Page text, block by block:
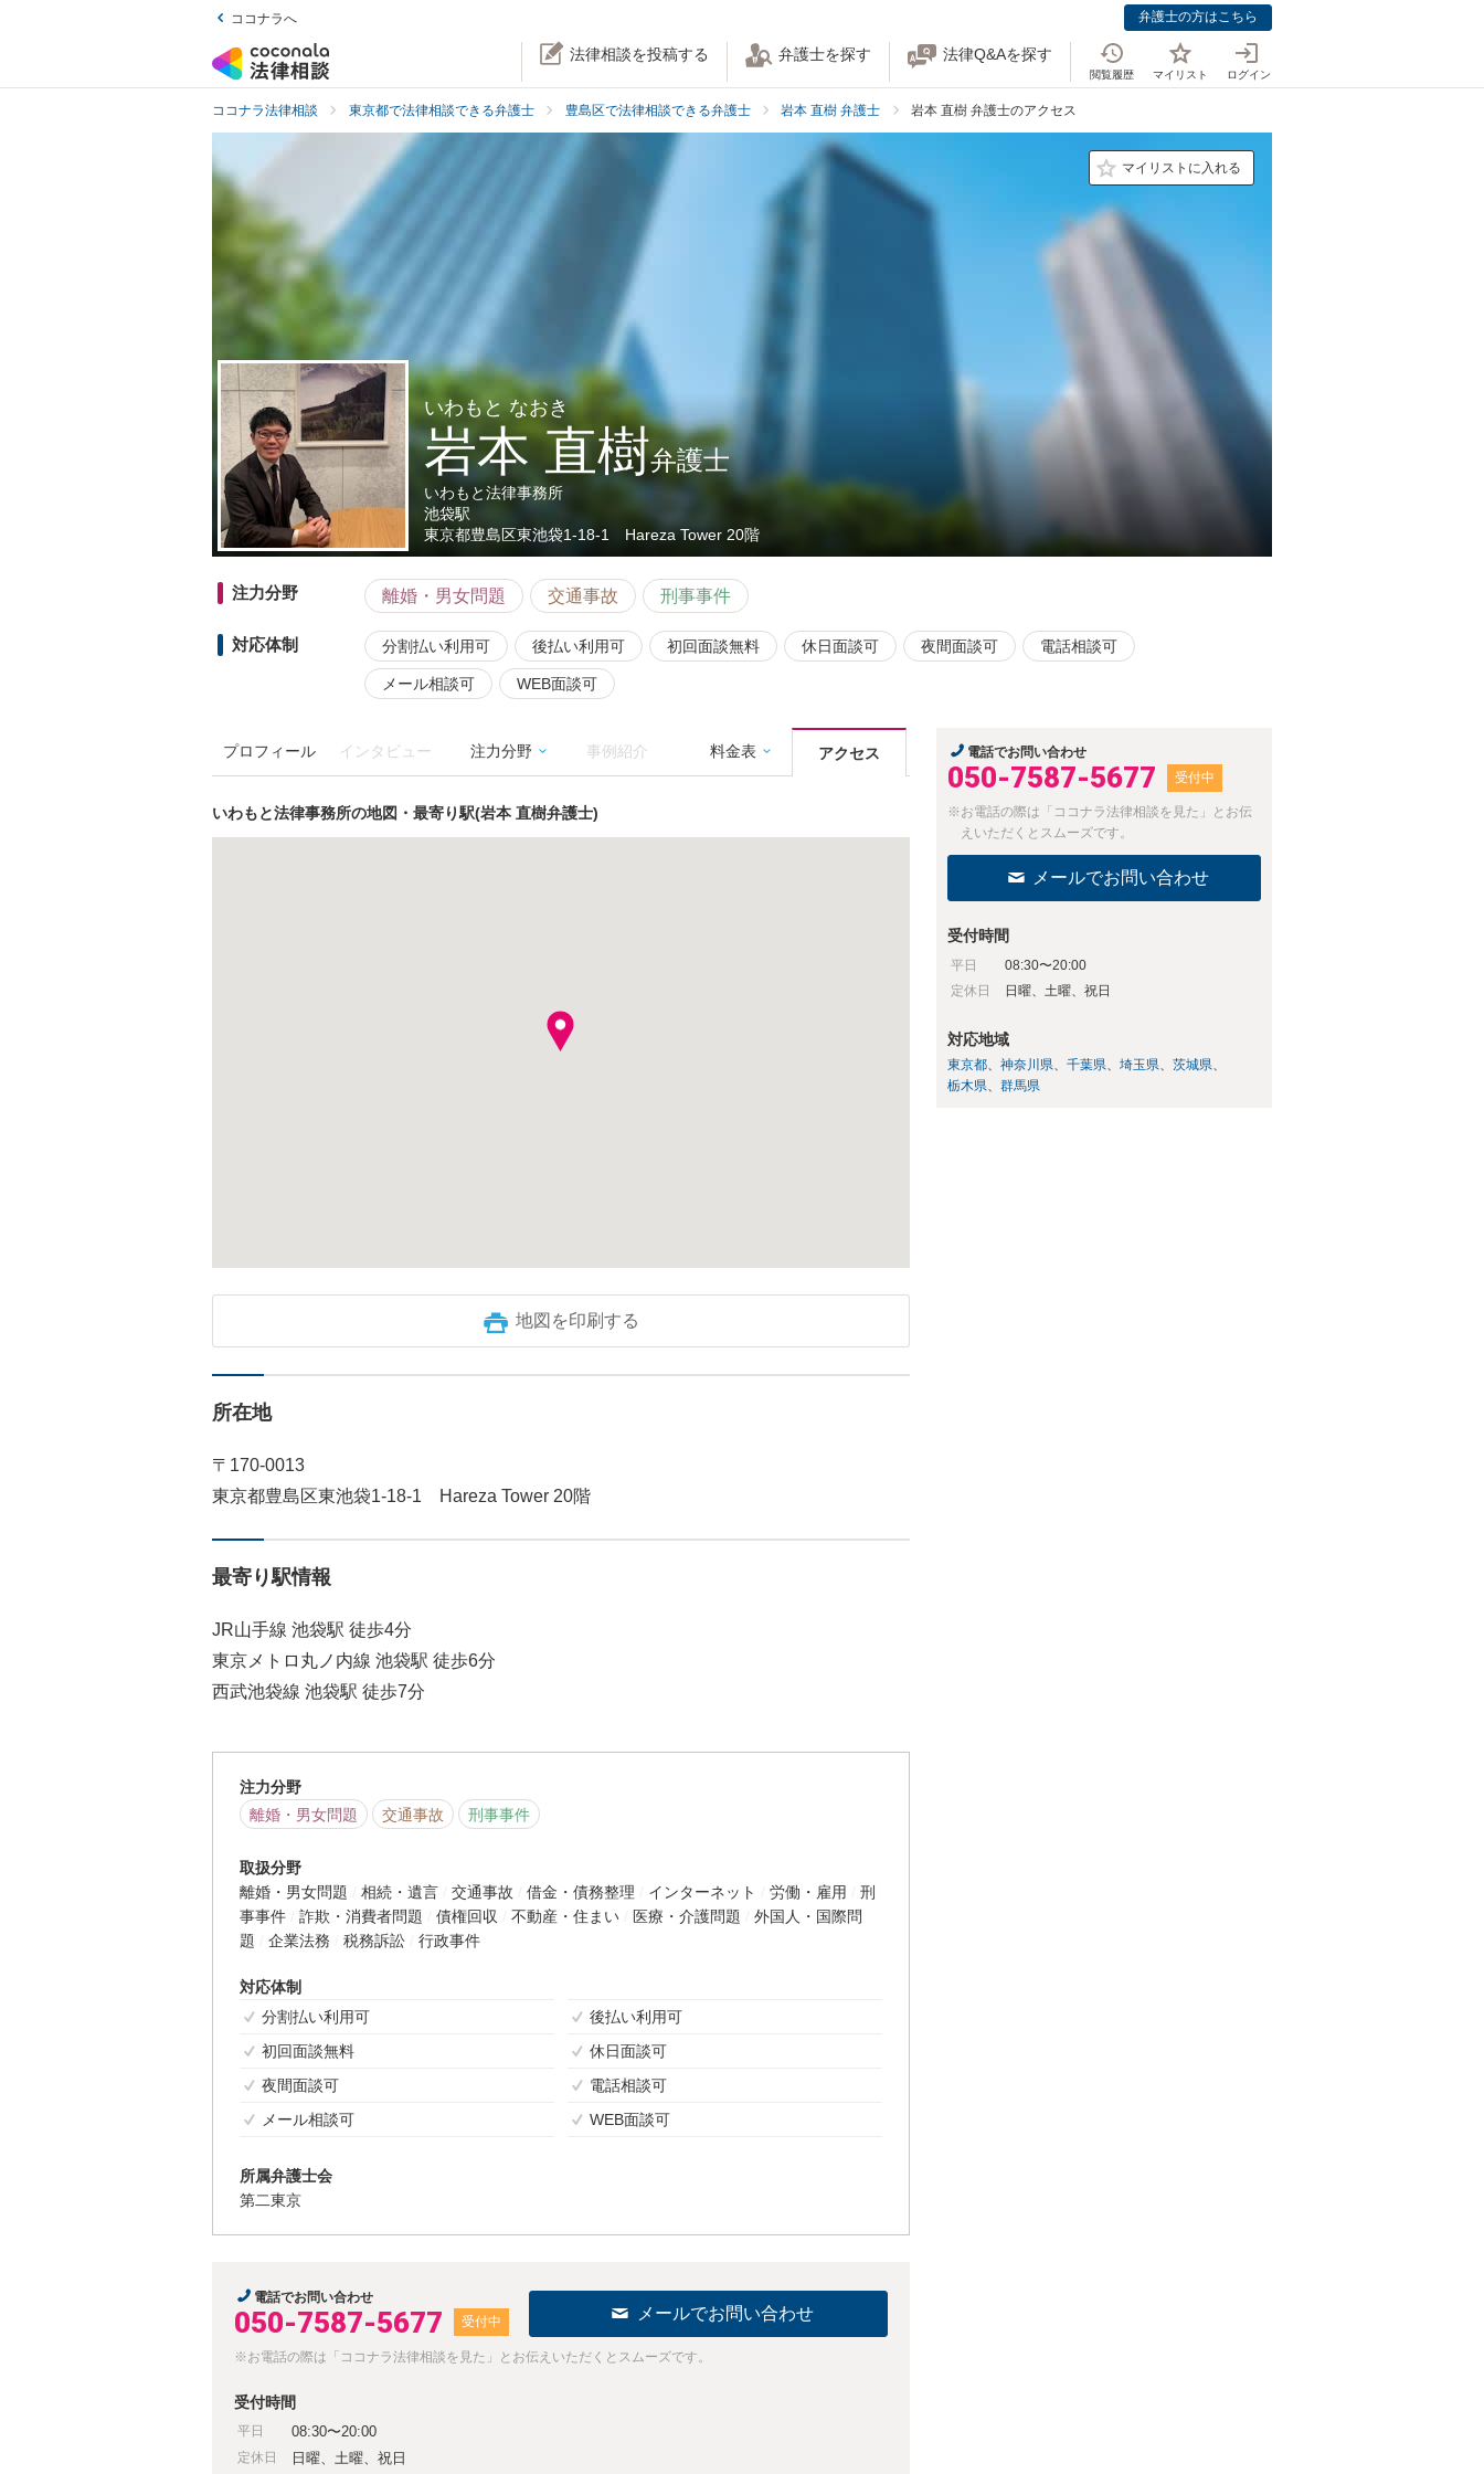
ココナラへ 弁護士の方はこちら
法律相談を投稿する 弁護士を探す 法律Q&Aを探す
閲覧履歴 マイリスト ログイン
ココナラ法律相談 東京都で法律相談できる弁護士 豊島区で法律相談できる弁護士 岩本 直樹 弁護士 岩本 直樹 弁護士のアクセス
マイリストに入れる
いわもと なおき
岩本 直樹弁護士
いわもと法律事務所
池袋駅
東京都豊島区東池袋1-18-1 Hareza Tower 20階
注力分野 離婚・男女問題 交通事故 刑事事件
対応体制 分割払い利用可 後払い利用可 初回面談無料 休日面談可 夜間面談可 電話相談可
メール相談可 WEB面談可
プロフィール インタビュー 注力分野 事例紹介 料金表 アクセス
いわもと法律事務所の地図・最寄り駅(岩本 直樹弁護士)
地図を印刷する
所在地
〒170-0013
東京都豊島区東池袋1-18-1 Hareza Tower 20階
最寄り駅情報
JR山手線 池袋駅 徒歩4分
東京メトロ丸ノ内線 池袋駅 徒歩6分
西武池袋線 池袋駅 徒歩7分
注力分野
離婚・男女問題
交通事故 刑事事件
取扱分野
離婚・男女問題
相続・遺言 交通事故 借金・債務整理 インターネット 労働・雇用
刑
事事件
詐欺・消費者問題 債権回収 不動産・住まい 医療・介護問題
外国人・国際問
題
企業法務 税務訴訟 行政事件
対応体制
分割払い利用可
後払い利用可
初回面談無料
休日面談可
夜間面談可
電話相談可
メール相談可
WEB面談可
所属弁護士会
第二東京
電話でお問い合わせ
050-7587-5677 受付中 メールでお問い合わせ
※お電話の際は「ココナラ法律相談を見た」とお伝えいただくとスムーズです。
受付時間
平日 08:30〜20:00
定休日 日曜、土曜、祝日
電話でお問い合わせ
050-7587-5677 受付中
※お電話の際は「ココナラ法律相談を見た」とお伝
えいただくとスムーズです。
メールでお問い合わせ
受付時間
平日
08:30〜20:00
定休日
日曜、土曜、祝日
対応地域
東京都 神奈川県 千葉県 埼玉県
茨城県
栃木県
群馬県